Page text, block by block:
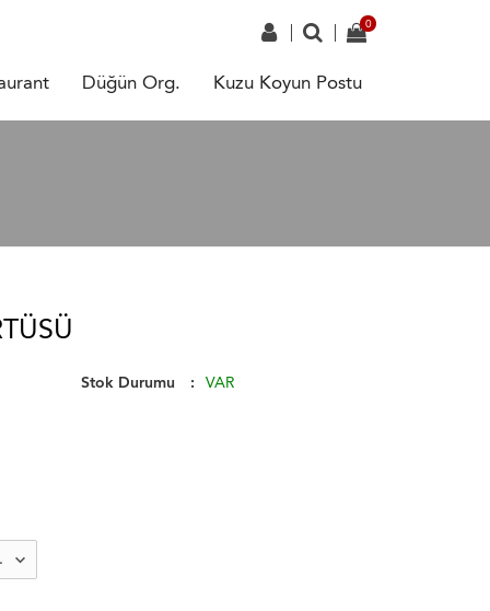
Düğün Org. Kuzu Koyun Postu
Stok Durumu VAR